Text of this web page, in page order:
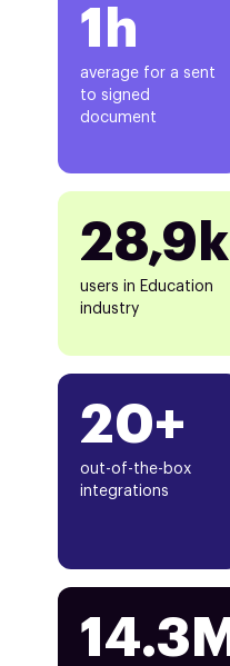
1h
average for a sent
to signed
document
20+
out-of-the-box
integrations
28,9k
users in Education
industry
14.3M